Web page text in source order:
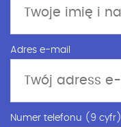
Adres e-mail
Numer telefonu (9 cyfr)